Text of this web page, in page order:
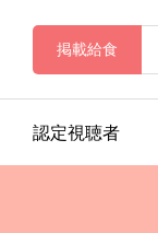
掲載給食
認定視聴者